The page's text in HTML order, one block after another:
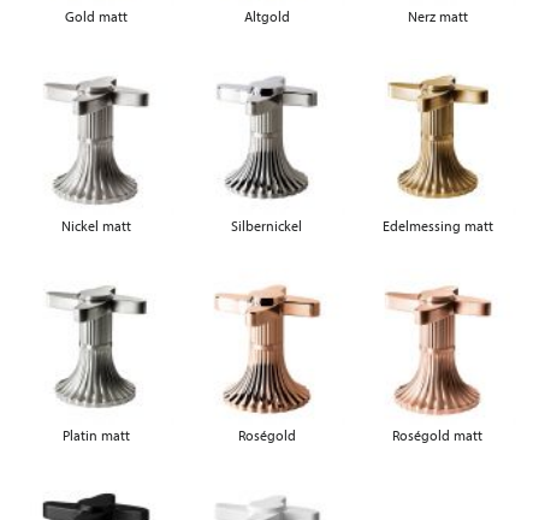
Gold matt Altgold Nerz matt
Nickel matt Silbernickel Edelmessing matt
Platin matt Roségold Roségold matt